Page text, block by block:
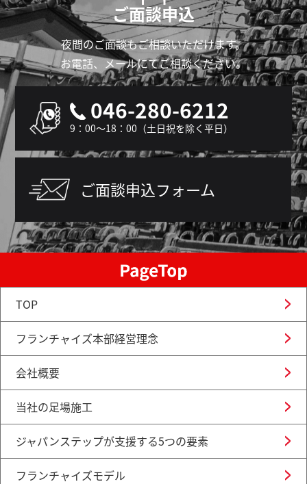
ご面談申込
夜間のご面談もご相談いただけます。
お電話、メールにてご相談ください。
046-280-6212
9：00～18：00（土日祝を除く平日）
ご面談申込フォーム
TOP
フランチャイズ本部経営理念
会社概要
当社の足場施工
ジャパンステップが支援する5つの要素
フランチャイズモデル